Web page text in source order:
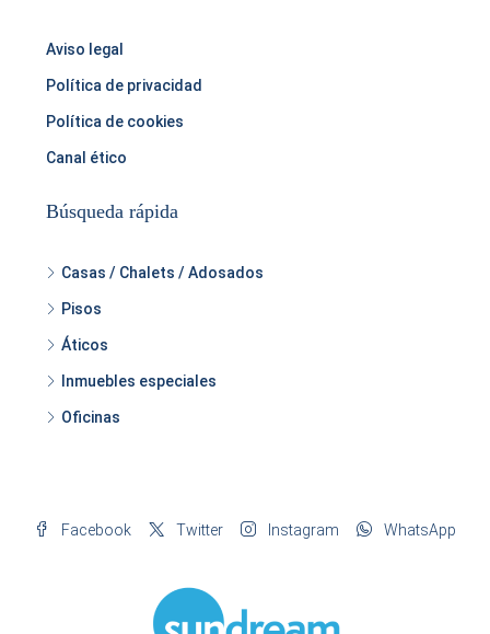
Aviso legal
Política de privacidad
Política de cookies
Canal ético
Búsqueda rápida
Casas / Chalets / Adosados
Pisos
Áticos
Inmuebles especiales
Oficinas
Facebook Twitter Instagram WhatsApp